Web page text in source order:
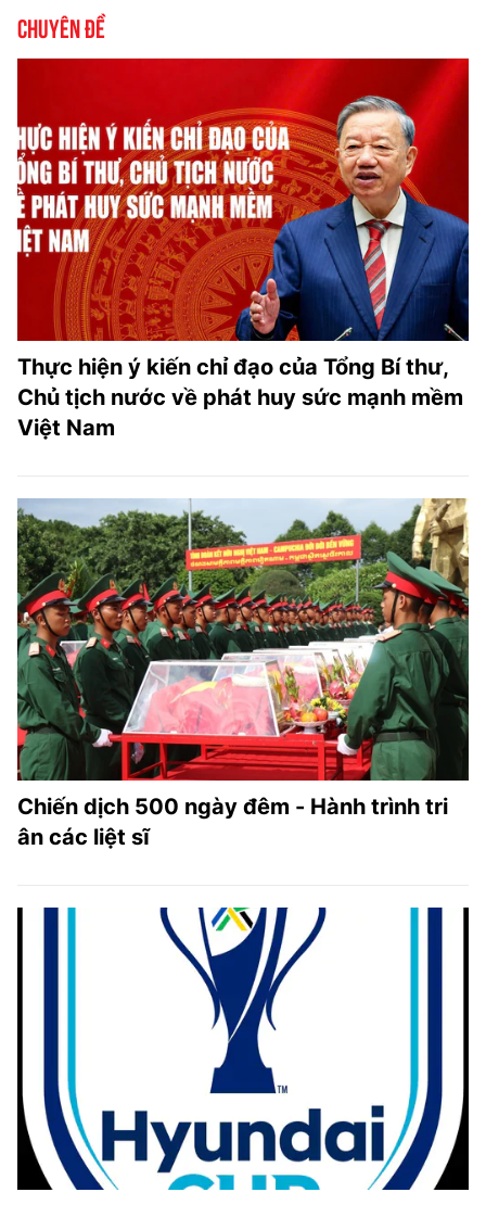
Chuyên đề
Thực hiện ý kiến chỉ đạo của Tổng Bí thư,
Chủ tịch nước về phát huy sức mạnh mềm
Việt Nam
Chiến dịch 500 ngày đêm - Hành trình tri
ân các liệt sĩ